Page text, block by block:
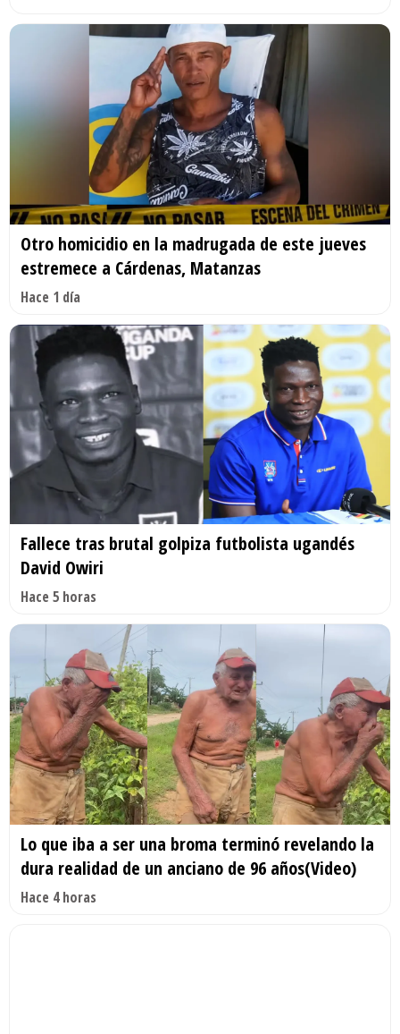
Otro homicidio en la madrugada de este jueves
estremece a Cárdenas, Matanzas
Hace 1 día
Fallece tras brutal golpiza futbolista ugandés
David Owiri
Hace 5 horas
Lo que iba a ser una broma terminó revelando la
dura realidad de un anciano de 96 años(Video)
Hace 4 horas